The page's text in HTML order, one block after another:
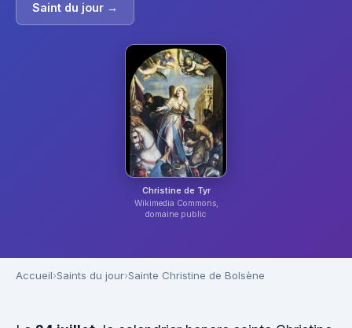
Saint du jour →
Christine de Tyr
Wikimedia Commons,
domaine public
Accueil Saints du jour Sainte Christine de Bolsène